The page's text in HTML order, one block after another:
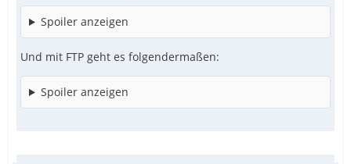
Spoiler anzeigen
Und mit FTP geht es folgendermaßen:
Spoiler anzeigen